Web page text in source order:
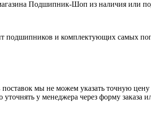
Подшипник-Шоп из наличия или
подшипников и комплектующих самых
поставок мы не можем указать точную
у менеджера через форму заказа